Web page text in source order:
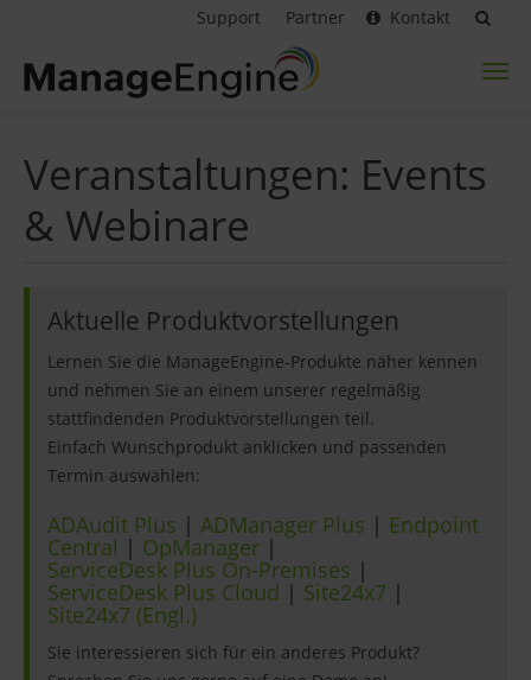
Support Partner Kontakt
Veranstaltungen: Events
& Webinare
Aktuelle Produktvorstellungen
Lernen Sie die ManageEngine-Produkte näher kennen
und nehmen Sie an einem unserer regelmäßig
stattfindenden Produktvorstellungen teil.
Einfach Wunschprodukt anklicken und passenden
Termin auswählen:
ADAudit Plus | ADManager Plus | Endpoint
Central | OpManager |
ServiceDesk Plus On-Premises |
ServiceDesk Plus Cloud | Site24x7 |
Site24x7 (Engl.)
Sie interessieren sich für ein anderes Produkt?